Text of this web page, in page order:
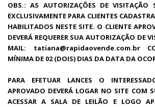
OBS.: AS AUTORIZAÇÕES DE VISITAÇÃO
EXCLUSIVAMENTE PARA CLIENTES
HABILITADOS NESTE SITE. O CLIENTE
DEVERÁ REQUERER SUA AUTORIZAÇÃO DE
MAIL: tatiana@rapidaovende.com.br
MÍNIMA DE 02 (DOIS) DIAS DA DATA DA
PARA EFETUAR LANCES O
APROVADO DEVERÁ LOGAR NO SITE COM
ACESSAR A SALA DE LEILÃO E LOGO